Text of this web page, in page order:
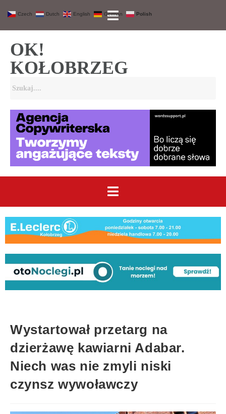
OK!
KOŁOBRZEG
Wystartował przetarg na
dzierżawę kawiarni Adabar.
Niech was nie zmyli niski
czynsz wywoławczy
Czech Dutch English German Polish